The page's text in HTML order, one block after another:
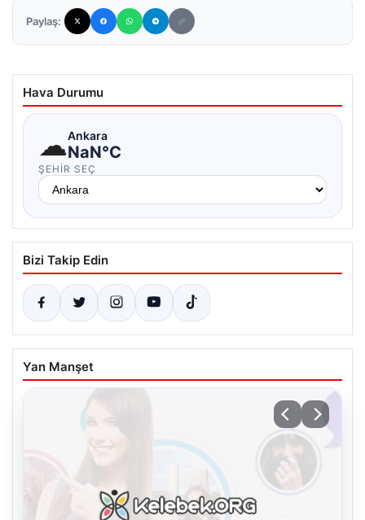
Paylaş:
Hava Durumu
☁Ankara
NaN°C
ŞEHIR SEÇ
Bizi Takip Edin
Yan Manşet